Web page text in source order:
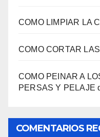
COMO LIMPIAR LA
COMO CORTAR
COMO PEINAR A
PERSAS Y PELAJE
COMENTARIOS